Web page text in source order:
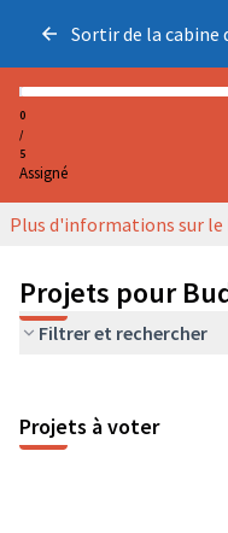
Sortir de la cabine
0
/
5
Assigné
Plus d'informations sur le
Projets pour
Filtrer et rechercher
Projets à voter